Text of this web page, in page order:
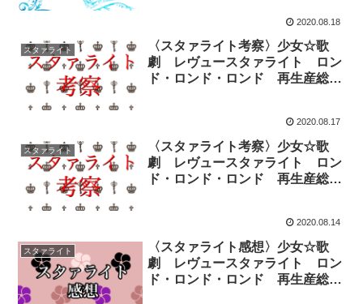
2020.08.18
スタァライト
〈スタァライト考察〉少女☆歌
劇 レヴュースタァライト ロン
ド・ロンド・ロンド 再生産総集
2020.08.17
スタァライト
〈スタァライト考察〉少女☆歌
劇 レヴュースタァライト ロン
ド・ロンド・ロンド 再生産総集
2020.08.14
スタァライト
〈スタァライト感想〉少女☆歌
劇 レヴュースタァライト ロン
ド・ロンド・ロンド 再生産総集